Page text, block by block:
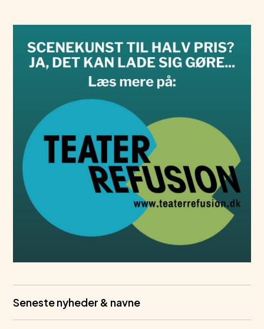
Seneste nyheder & navne